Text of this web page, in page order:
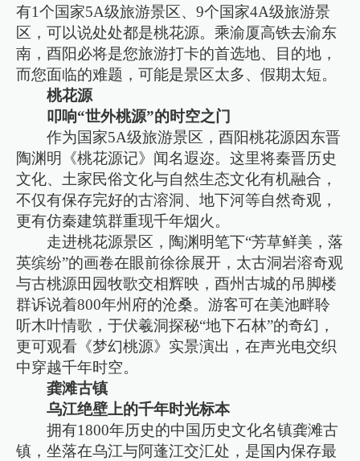
有1个国家5A级旅游景区、9个国家4A级旅游景
区，可以说处处都是桃花源。乘渝厦高铁去渝东
南，酉阳必将是您旅游打卡的首选地、目的地，
而您面临的难题，可能是景区太多、假期太短。
桃花源
叩响“世外桃源”的时空之门
作为国家5A级旅游景区，酉阳桃花源因东晋
陶渊明《桃花源记》闻名遐迩。这里将秦晋历史
文化、土家民俗文化与自然生态文化有机融合，
不仅有保存完好的古溶洞、地下河等自然奇观，
更有仿秦建筑群重现千年烟火。
走进桃花源景区，陶渊明笔下“芳草鲜美，落
英缤纷”的画卷在眼前徐徐展开，太古洞岩溶奇观
与古桃源田园牧歌交相辉映，酉州古城的吊脚楼
群诉说着800年州府的沧桑。游客可在美池畔聆
听木叶情歌，于伏羲洞探秘“地下石林”的奇幻，
更可观看《梦幻桃源》实景演出，在声光电交织
中穿越千年时空。
龚滩古镇
乌江绝壁上的千年时光标本
拥有1800年历史的中国历史文化名镇龚滩古
镇，坐落在乌江与阿蓬江交汇处，是国内保存最